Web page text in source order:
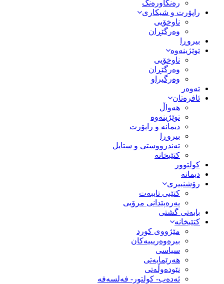
رەنگاورەنگ
راپۆرت و شیکاری
ناوخۆیی
وەرگێڕان
بیروڕا
توێژینەوە
ناوخۆیی
وەرگێڕان
وەرگیراو
تەوەر
ئافرەتان
هەواڵ
توێژینەوە
دیمانە و راپۆرت
بیروڕا
تەندرووستی و ستایل
کتێبخانە
کولتوور
دیمانە
رۆشنبیری
کتێبی تایبەت
پەرەپێدانی مرۆیی
بابەتی گشتی
کتێبخانە
مێژووى کورد
بیرەوەریییەکان
سیاسى
هەرێمایەتی
نێودەوڵەتی
ئەدەب- کولتور- فەلسەفە